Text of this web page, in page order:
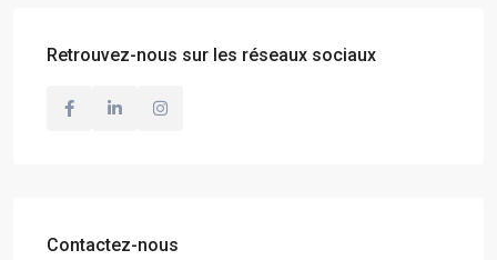
Retrouvez-nous sur les réseaux sociaux
Contactez-nous